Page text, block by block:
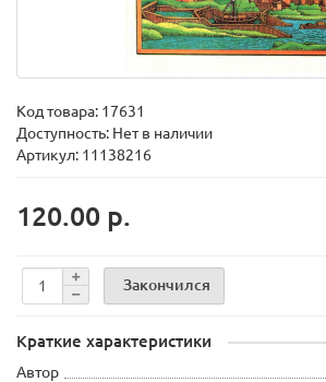
Код товара: 17631
Доступность: Нет в наличии
Артикул: 11138216
120.00 р.
Закончился
Краткие характеристики
Автор